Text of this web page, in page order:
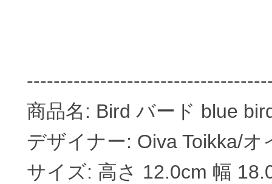
商品名: Bird バード blue
デザイナー: Oiva Toikka/
サイズ: 高さ 12.0cm 幅